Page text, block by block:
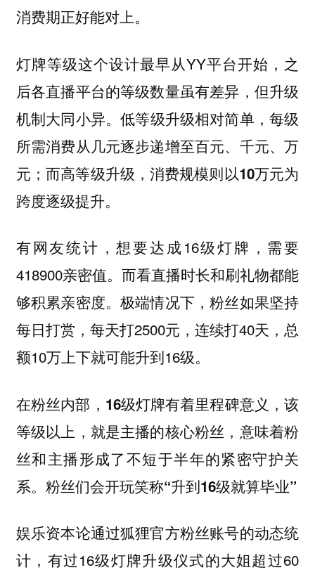
消费期正好能对上。
灯牌等级这个设计最早从YY平台开始，之
后各直播平台的等级数量虽有差异，但升级
机制大同小异。低等级升级相对简单，每级
所需消费从几元逐步递增至百元、千元、万
元；而高等级升级，消费规模则以10万元为
跨度逐级提升。
有网友统计，想要达成16级灯牌，需要
418900亲密值。而看直播时长和刷礼物都能
够积累亲密度。极端情况下，粉丝如果坚持
每日打赏，每天打2500元，连续打40天，总
额10万上下就可能升到16级。
在粉丝内部，16级灯牌有着里程碑意义，该
等级以上，就是主播的核心粉丝，意味着粉
丝和主播形成了不短于半年的紧密守护关
系。粉丝们会开玩笑称“升到16级就算毕业”
娱乐资本论通过狐狸官方粉丝账号的动态统
计，有过16级灯牌升级仪式的大姐超过60